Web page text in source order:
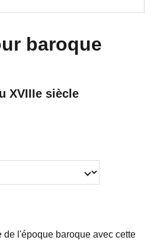
baroque
XVIIIe siècle
de l'époque baroque avec cette